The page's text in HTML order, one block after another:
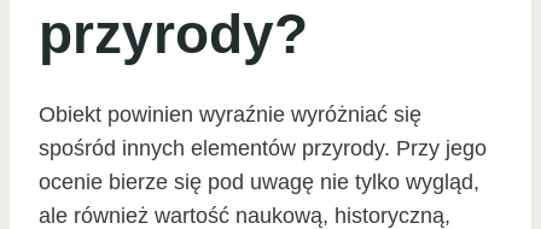
przyrody?
Obiekt powinien wyraźnie wyróżniać się
spośród innych elementów przyrody. Przy jego
ocenie bierze się pod uwagę nie tylko wygląd,
ale również wartość naukową, historyczną,